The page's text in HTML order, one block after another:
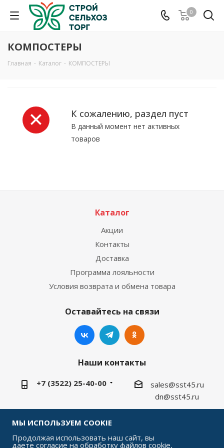
0
КОМПОСТЕРЫ
Главная - Каталог - КОМПОСТЕРЫ
К сожалению, раздел пуст
В данный момент нет активных
товаров
Каталог
Акции
Контакты
Доставка
Программа лояльности
Условия возврата и обмена товара
Оставайтесь на связи
Наши контакты
+7 (3522) 25-40-00
sales@sst45.ru
dn@sst45.ru
640027, Россия, г.Курган, ул.Омская 76а
МЫ ИСПОЛЬЗУЕМ COOKIE
Продолжая использовать наш сайт, вы
даете согласие на обработку файлов cookie,